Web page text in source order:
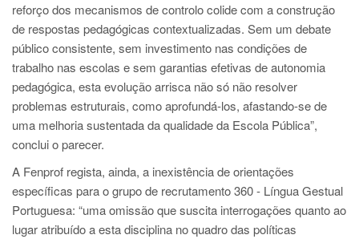
reforço dos mecanismos de controlo colide com a construção
de respostas pedagógicas contextualizadas. Sem um debate
público consistente, sem investimento nas condições de
trabalho nas escolas e sem garantias efetivas de autonomia
pedagógica, esta evolução arrisca não só não resolver
problemas estruturais, como aprofundá-los, afastando-se de
uma melhoria sustentada da qualidade da Escola Pública”,
conclui o parecer.
A Fenprof regista, ainda, a inexistência de orientações
específicas para o grupo de recrutamento 360 - Língua Gestual
Portuguesa: “uma omissão que suscita interrogações quanto ao
lugar atribuído a esta disciplina no quadro das políticas